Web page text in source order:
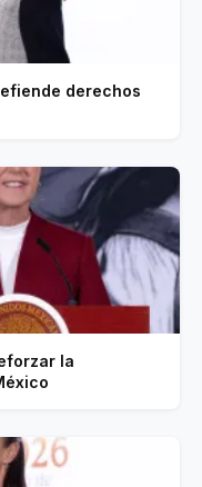
derechos
la